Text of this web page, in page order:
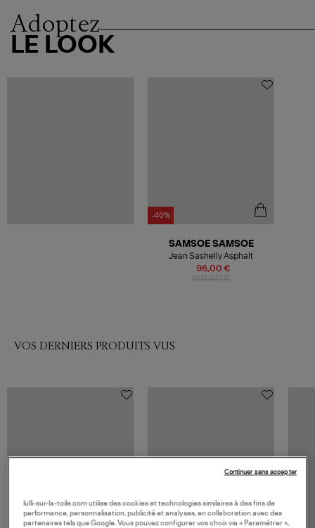
Adoptez
LE LOOK
-40%
96,00 €
SAMSOE SAMSOE
Jean Sashelly Asphalt
VOS DERNIERS PRODUITS VUS
lulli-sur-la-toile.com utilise des cookies et technologies similaires à des fins de
performance, personnalisation, publicité et analyses, en collaboration avec des
partenaires tels que Google. Vous pouvez configurer vos choix via « Paramétrer »,
Continuer sans accepter